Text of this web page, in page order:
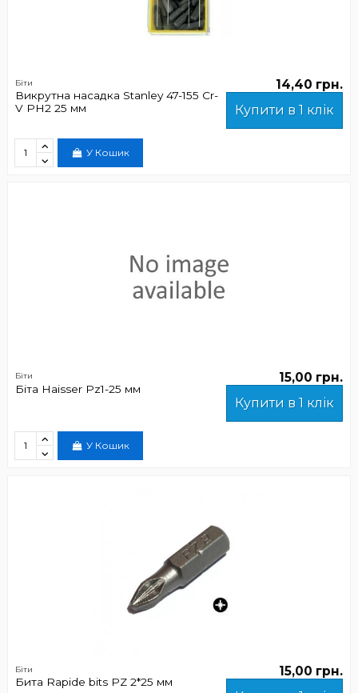
Біти
Викрутна насадка Stanley 47-155 Cr-
V РН2 25 мм
14,40 грн.
Купити в 1 клік
У Кошик
Біти
Біта Haisser Рz1-25 мм
15,00 грн.
Купити в 1 клік
У Кошик
Біти
Бита Rapide bits PZ 2*25 мм
15,00 грн.